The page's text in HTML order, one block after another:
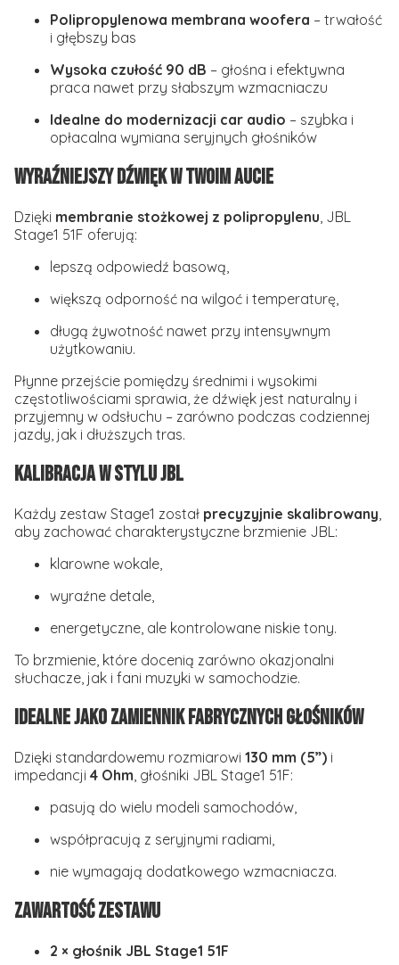
Polipropylenowa membrana woofera – trwałość
i głębszy bas
Wysoka czułość 90 dB – głośna i efektywna
praca nawet przy słabszym wzmacniaczu
Idealne do modernizacji car audio – szybka i
opłacalna wymiana seryjnych głośników
Wyraźniejszy dźwięk w Twoim aucie
Dzięki membranie stożkowej z polipropylenu, JBL
Stage1 51F oferują:
lepszą odpowiedź basową,
większą odporność na wilgoć i temperaturę,
długą żywotność nawet przy intensywnym
użytkowaniu.
Płynne przejście pomiędzy średnimi i wysokimi
częstotliwościami sprawia, że dźwięk jest naturalny i
przyjemny w odsłuchu – zarówno podczas codziennej
jazdy, jak i dłuższych tras.
Kalibracja w stylu JBL
Każdy zestaw Stage1 został precyzyjnie skalibrowany
aby zachować charakterystyczne brzmienie JBL:
klarowne wokale,
wyraźne detale,
energetyczne, ale kontrolowane niskie tony.
To brzmienie, które docenią zarówno okazjonalni
słuchacze, jak i fani muzyki w samochodzie.
Idealne jako zamiennik fabrycznych głośników
Dzięki standardowemu rozmiarowi 130 mm (5”) i
impedancji 4 Ohm , głośniki JBL Stage1 51F:
pasują do wielu modeli samochodów,
współpracują z seryjnymi radiami,
nie wymagają dodatkowego wzmacniacza.
Zawartość zestawu
2 × głośnik JBL Stage1 51F